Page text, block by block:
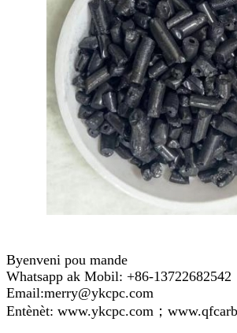
Byenveni pou mande
Whatsapp ak Mobil: +86-13722682542
Email:merry@ykcpc.com
Entènèt: www.ykcpc.com；